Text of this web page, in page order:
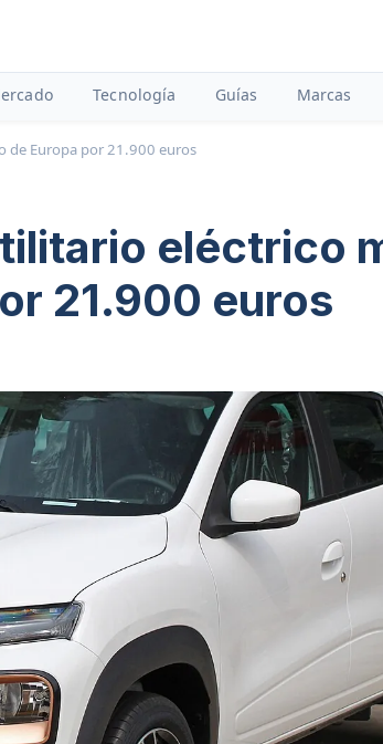
Tecnología Guías Marcas
de Europa por 21.900 euros
eléctrico
21.900 euros